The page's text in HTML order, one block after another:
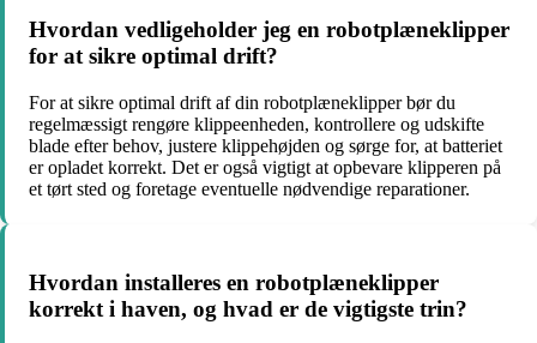
Hvordan vedligeholder jeg en robotplæneklipper
for at sikre optimal drift?
For at sikre optimal drift af din robotplæneklipper bør du
regelmæssigt rengøre klippeenheden, kontrollere og udskifte
blade efter behov, justere klippehøjden og sørge for, at batteriet
er opladet korrekt. Det er også vigtigt at opbevare klipperen på
et tørt sted og foretage eventuelle nødvendige reparationer.
Hvordan installeres en robotplæneklipper
korrekt i haven, og hvad er de vigtigste trin?